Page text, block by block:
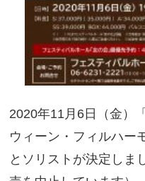
2020年11月6日（金）
ウィーン・フィルハー
とソリストが決定し